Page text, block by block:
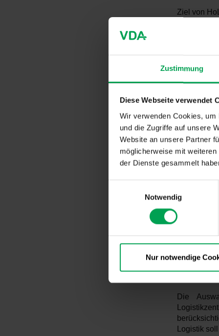
Zustimmung
Diese Webseite verwendet
Wir verwenden Cookies,
und die Zugriffe auf unsere
Website an unsere Partner
möglicherweise mit
der Dienste gesammelt
g
Notwendig
Nur notwendige
Ziel von
dieser
zwei
(MCS)
Installation
Dadurch
Die
Logistik